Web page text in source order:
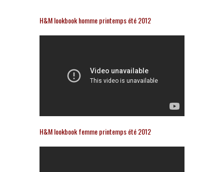
H&M lookbook homme printemps été 2012
H&M lookbook femme printemps été 2012